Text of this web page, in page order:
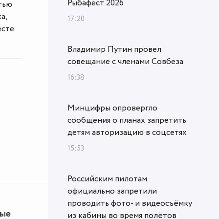
Рыбафест 2026
17:20
Владимир Путин провел
совещание с членами Совбеза
16:38
Минцифры опровергло
сообщения о планах запретить
детям авторизацию в соцсетях
15:53
Российским пилотам
официально запретили
проводить фото- и видеосъёмку
из кабины во время полётов